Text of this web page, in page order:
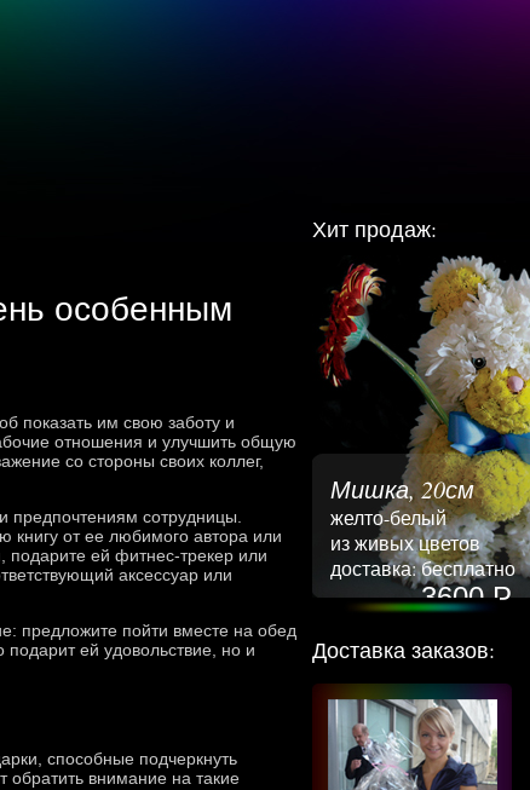
Хит продаж:
особенным
показать им свою заботу и
отношения и улучшить общую
со стороны своих коллег,
сотрудницы.
книгу от ее любимого автора или
подарите ей фитнес-трекер или
аксессуар или
предложите пойти вместе на обед
ей удовольствие, но и
способные подчеркнуть
обратить внимание на такие
Мишка, 20см
желто-белый
из живых цветов
доставка: бесплатно
3600 Р
Доставка заказов: